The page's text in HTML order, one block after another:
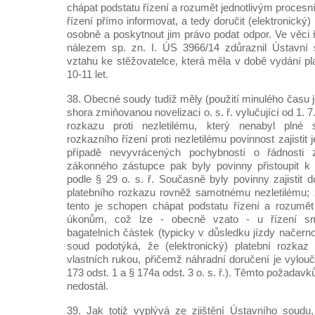
chápat podstatu řízení a rozumět jednotlivým
řízení přímo informovat, a tedy doručit
osobně a poskytnout jim právo podat odpor. Ve věci
nálezem sp. zn. I. ÚS 3966/14 zdůraznil Ústavní
vztahu ke stěžovatelce, která měla v době vydání
10-11 let.
38. Obecné soudy tudíž měly (použití minulého času
shora zmiňovanou novelizaci o. s. ř. vylučující od 1.
rozkazu proti nezletilému, který nenabyl plné
rozkazního řízení proti nezletilému povinnost zajistit
případě nevyvrácených pochybností o řádnosti
zákonného zástupce pak byly povinny přistoupit k
podle § 29 o. s. ř. Současně byly povinny zajistit
platebního rozkazu rovněž samotnému
tento je schopen chápat podstatu řízení a
úkonům, což lze - obecně vzato - u řízení
bagatelních částek (typicky v důsledku jízdy
soud podotýká, že (elektronický) platební
vlastních rukou, přičemž náhradní doručení je
173 odst. 1 a § 174a odst. 3 o. s. ř.). Těmto
nedostál.
39. Jak totiž vyplývá ze zjištění Ústavního